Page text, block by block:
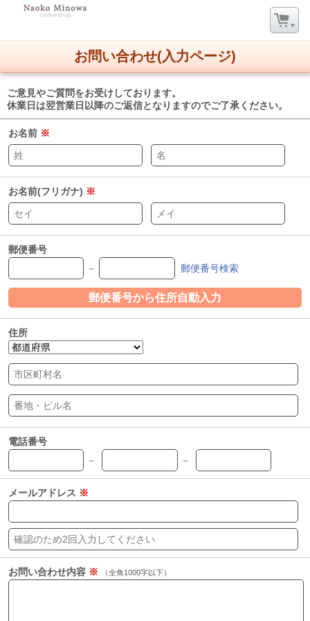
お問い合わせ(入力ページ)
ご意見やご質問をお受けしております。
休業日は翌営業日以降のご返信となりますのでご了承ください。
お名前 ※
お名前(フリガナ) ※
郵便番号
－
郵便番号検索
郵便番号から住所自動入力
住所
電話番号
－
－
メールアドレス ※
お問い合わせ内容 ※ （全角1000字以下）